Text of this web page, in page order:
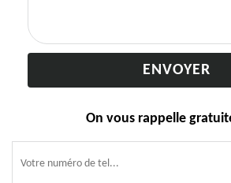
On vous rappelle